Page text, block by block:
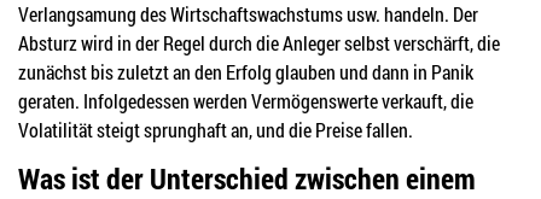
Verlangsamung des Wirtschaftswachstums usw. handeln. Der
Absturz wird in der Regel durch die Anleger selbst verschärft, die
zunächst bis zuletzt an den Erfolg glauben und dann in Panik
geraten. Infolgedessen werden Vermögenswerte verkauft, die
Volatilität steigt sprunghaft an, und die Preise fallen.
Was ist der Unterschied zwischen einem